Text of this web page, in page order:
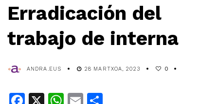
Erradicación del
trabajo de interna
ANDRA.EUS 28 MARTXOA, 2023 0